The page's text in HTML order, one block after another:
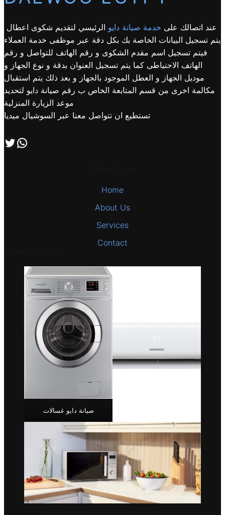
عند اتصالك على خدمة صيانة دايو الرئيسي لتقديم شكوى اعطال
يتم تسجيل البيانات الخاصة بك بكل دقة عبر موظفى خدمة العملاء
فيتم تسجيل اسم مقدم الشكوى و رقم الهاتف للتواصل و رقم
الهاتف الاحتياطى كما يتم تسجيل العنوان بدقة و نوع الجهاز و
موديل الجهاز و العطل الموجود بالجهاز و بعد ذلك يتم استقبال
مكالمة اخرى من قسم المتابعة الخاص ب رقم صيانة دايو لتحديد
موعد الزيارة المنزلية
تستطيع ان تتواصل معنا عبر السوشيال ميديا
تابعنا علي صفحة التويتر اتصل بنا علي طريق الوتساب
Home
About Us
Services
Contact
صيانة دايو غسالات